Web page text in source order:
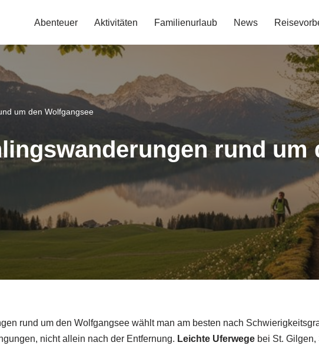
Abenteuer Aktivitäten Familienurlaub News
um den Wolfgangsee
rund um
rund um den Wolfgangsee wählt man am besten nach
nicht allein nach der Entfernung. Leichte Uferwegebei St. Gilgen,